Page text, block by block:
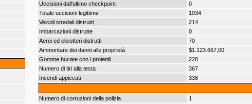
Uccisioni dall'ultimo checkpoint
0
Totale uccisioni legittime
1034
Veicoli stradali distrutti
214
Imbarcazioni distrutte
0
Aerei ed elicotteri distrutti
70
Ammontare dei danni alle proprietà
$1.123.667,00
Gomme bucate con i proiettili
228
Numero di tiri alla testa
367
Incendi appiccati
338
Numero di corruzioni della polizia
1